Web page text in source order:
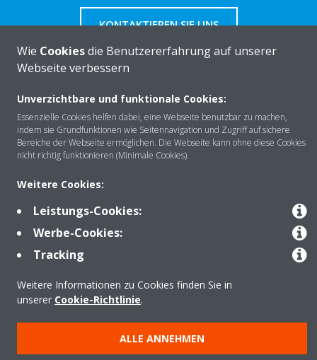
KONTAKTIEREN SIE UNS
Über DAIKIN
Anwendungsbereiche
Kontakt
Copyright © Daikin
Wie Cookiesdie Benutzererfahrung auf unserer
Webseite verbessern
Unverzichtbare und funktionale Cookies:
Essenzielle Cookies helfen dabei, eine Webseite benutzbar zu machen,
indem sie Grundfunktionen wie Seitennavigation und Zugriff auf sichere
Bereiche der Webseite ermöglichen. Die Webseite kann ohne diese Cookies
nicht richtig funktionieren (Minimale Cookies).
Weitere Cookies:
Leistungs-Cookies:
Werbe-Cookies:
Tracking
Weitere Informationen zu Cookies finden Sie in
unserer Cookie-Richtlinie.
ALLE ANNEHMEN